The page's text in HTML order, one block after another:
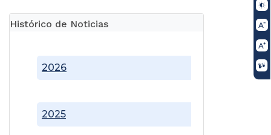
Histórico de Noticias
2025
2026